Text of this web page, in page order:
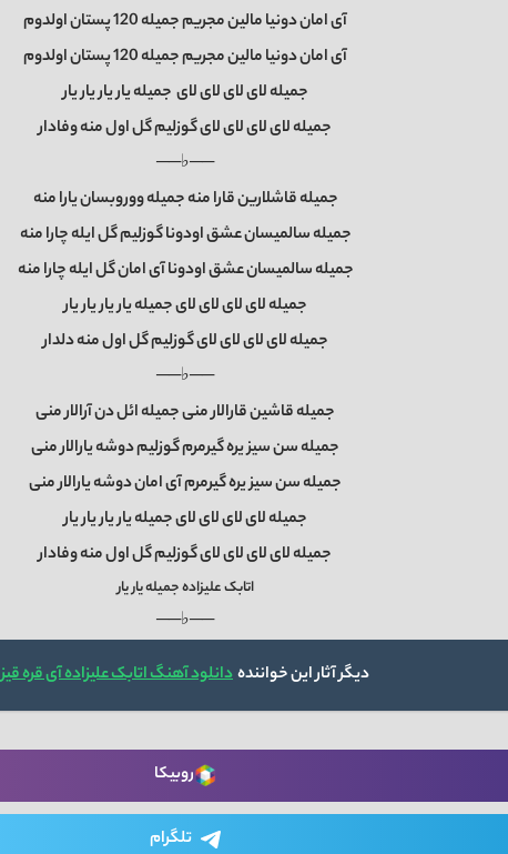
آی امان دونیا مالین مجریم جمیله 120 پستان اولدوم
آی امان دونیا مالین مجریم جمیله 120 پستان اولدوم
جمیله لای لای لای لای جمیله یار یار یار یار
جمیله لای لای لای لای گوزلیم گل اول منه وفادار
──♭──
جمیله قاشلارین قارا منه جمیله ووروبسان یارا منه
جمیله سالمیسان عشق اودونا گوزلیم گل ایله چارا منه
جمیله سالمیسان عشق اودونا آی امان گل ایله چارا منه
جمیله لای لای لای لای جمیله یار یار یار یار
جمیله لای لای لای لای گوزلیم گل اول منه دلدار
──♭──
جمیله قاشین قارالار منی جمیله ائل دن آرالار منی
جمیله سن سیز یره گیرمرم گوزلیم دوشه یارالار منی
جمیله سن سیز یره گیرمرم آی امان دوشه یارالار منی
جمیله لای لای لای لای جمیله یار یار یار یار
جمیله لای لای لای لای گوزلیم گل اول منه وفادار
اتابک علیزاده جمیله یار یار
──♭──
دیگر آثار این خوانندهدانلود آهنگ اتابک علیزاده آی قره قیز
روبیکا
تلگرام